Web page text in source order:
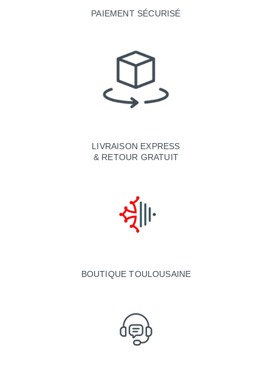
PAIEMENT SÉCURISÉ
LIVRAISON EXPRESS
& RETOUR GRATUIT
BOUTIQUE TOULOUSAINE